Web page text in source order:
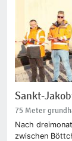
Sankt-
75 Meter
Nach
zwischen